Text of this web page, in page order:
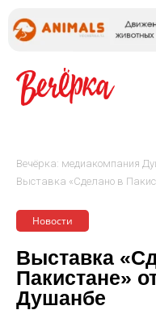
Вечёрка: медиакомпания
Выставка «Сделано в
Новости
Выставка
Пакистане»
Душанбе